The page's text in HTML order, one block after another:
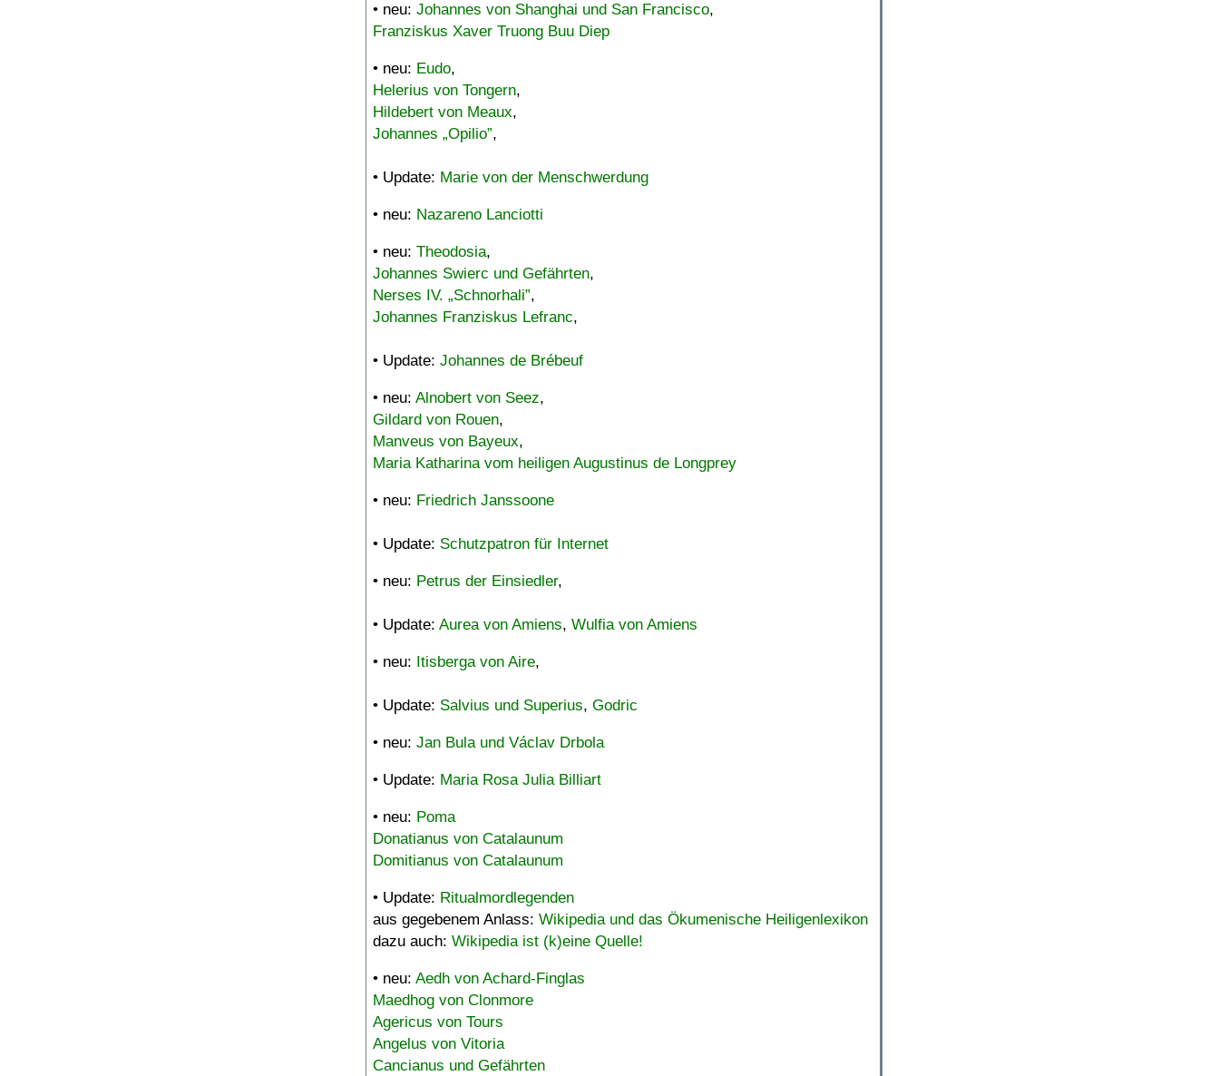
• neu: Johannes von Shanghai und San Francisco,
Franziskus Xaver Truong Buu Diep
• neu: Eudo,
Helerius von Tongern,
Hildebert von Meaux,
Johannes „Opilio”,
• Update: Marie von der Menschwerdung
• neu: Nazareno Lanciotti
• neu: Theodosia,
Johannes Swierc und Gefährten,
Nerses IV. „Schnorhali”,
Johannes Franziskus Lefranc,
• Update: Johannes de Brébeuf
• neu: Alnobert von Seez,
Gildard von Rouen,
Manveus von Bayeux,
Maria Katharina vom heiligen Augustinus de Longprey
• neu: Friedrich Janssoone
• Update: Schutzpatron für Internet
• neu: Petrus der Einsiedler,
• Update: Aurea von Amiens, Wulfia von Amiens
• neu: Itisberga von Aire,
• Update: Salvius und Superius, Godric
• neu: Jan Bula und Václav Drbola
• Update: Maria Rosa Julia Billiart
• neu: Poma
Donatianus von Catalaunum
Domitianus von Catalaunum
• Update: Ritualmordlegenden
aus gegebenem Anlass: Wikipedia und das Ökumenische Heiligenlexikon
dazu auch: Wikipedia ist (k)eine Quelle!
• neu: Aedh von Achard-Finglas
Maedhog von Clonmore
Agericus von Tours
Angelus von Vitoria
Cancianus und Gefährten